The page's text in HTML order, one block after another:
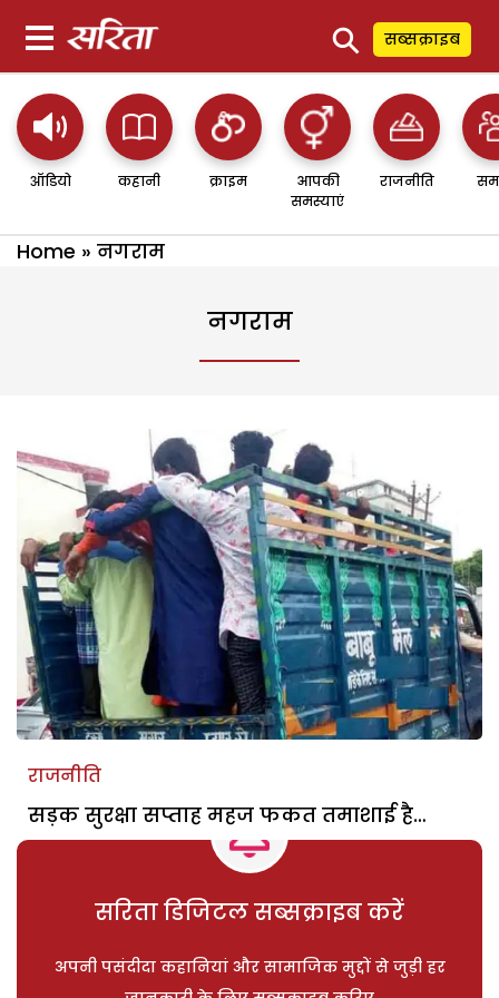
⚲ सब्सक्राइब
ऑडियो कहानी क्राइम
आपकी
समस्याएं
राजनीति
Home » नगराम
नगराम
राजनीति
सड़क सुरक्षा सप्ताह महज फकत तमाशाई है…
सरिता डिजिटल सब्सक्राइब करें
अपनी पसंदीदा कहानियां और सामाजिक मुद्दों से जुड़ी हर